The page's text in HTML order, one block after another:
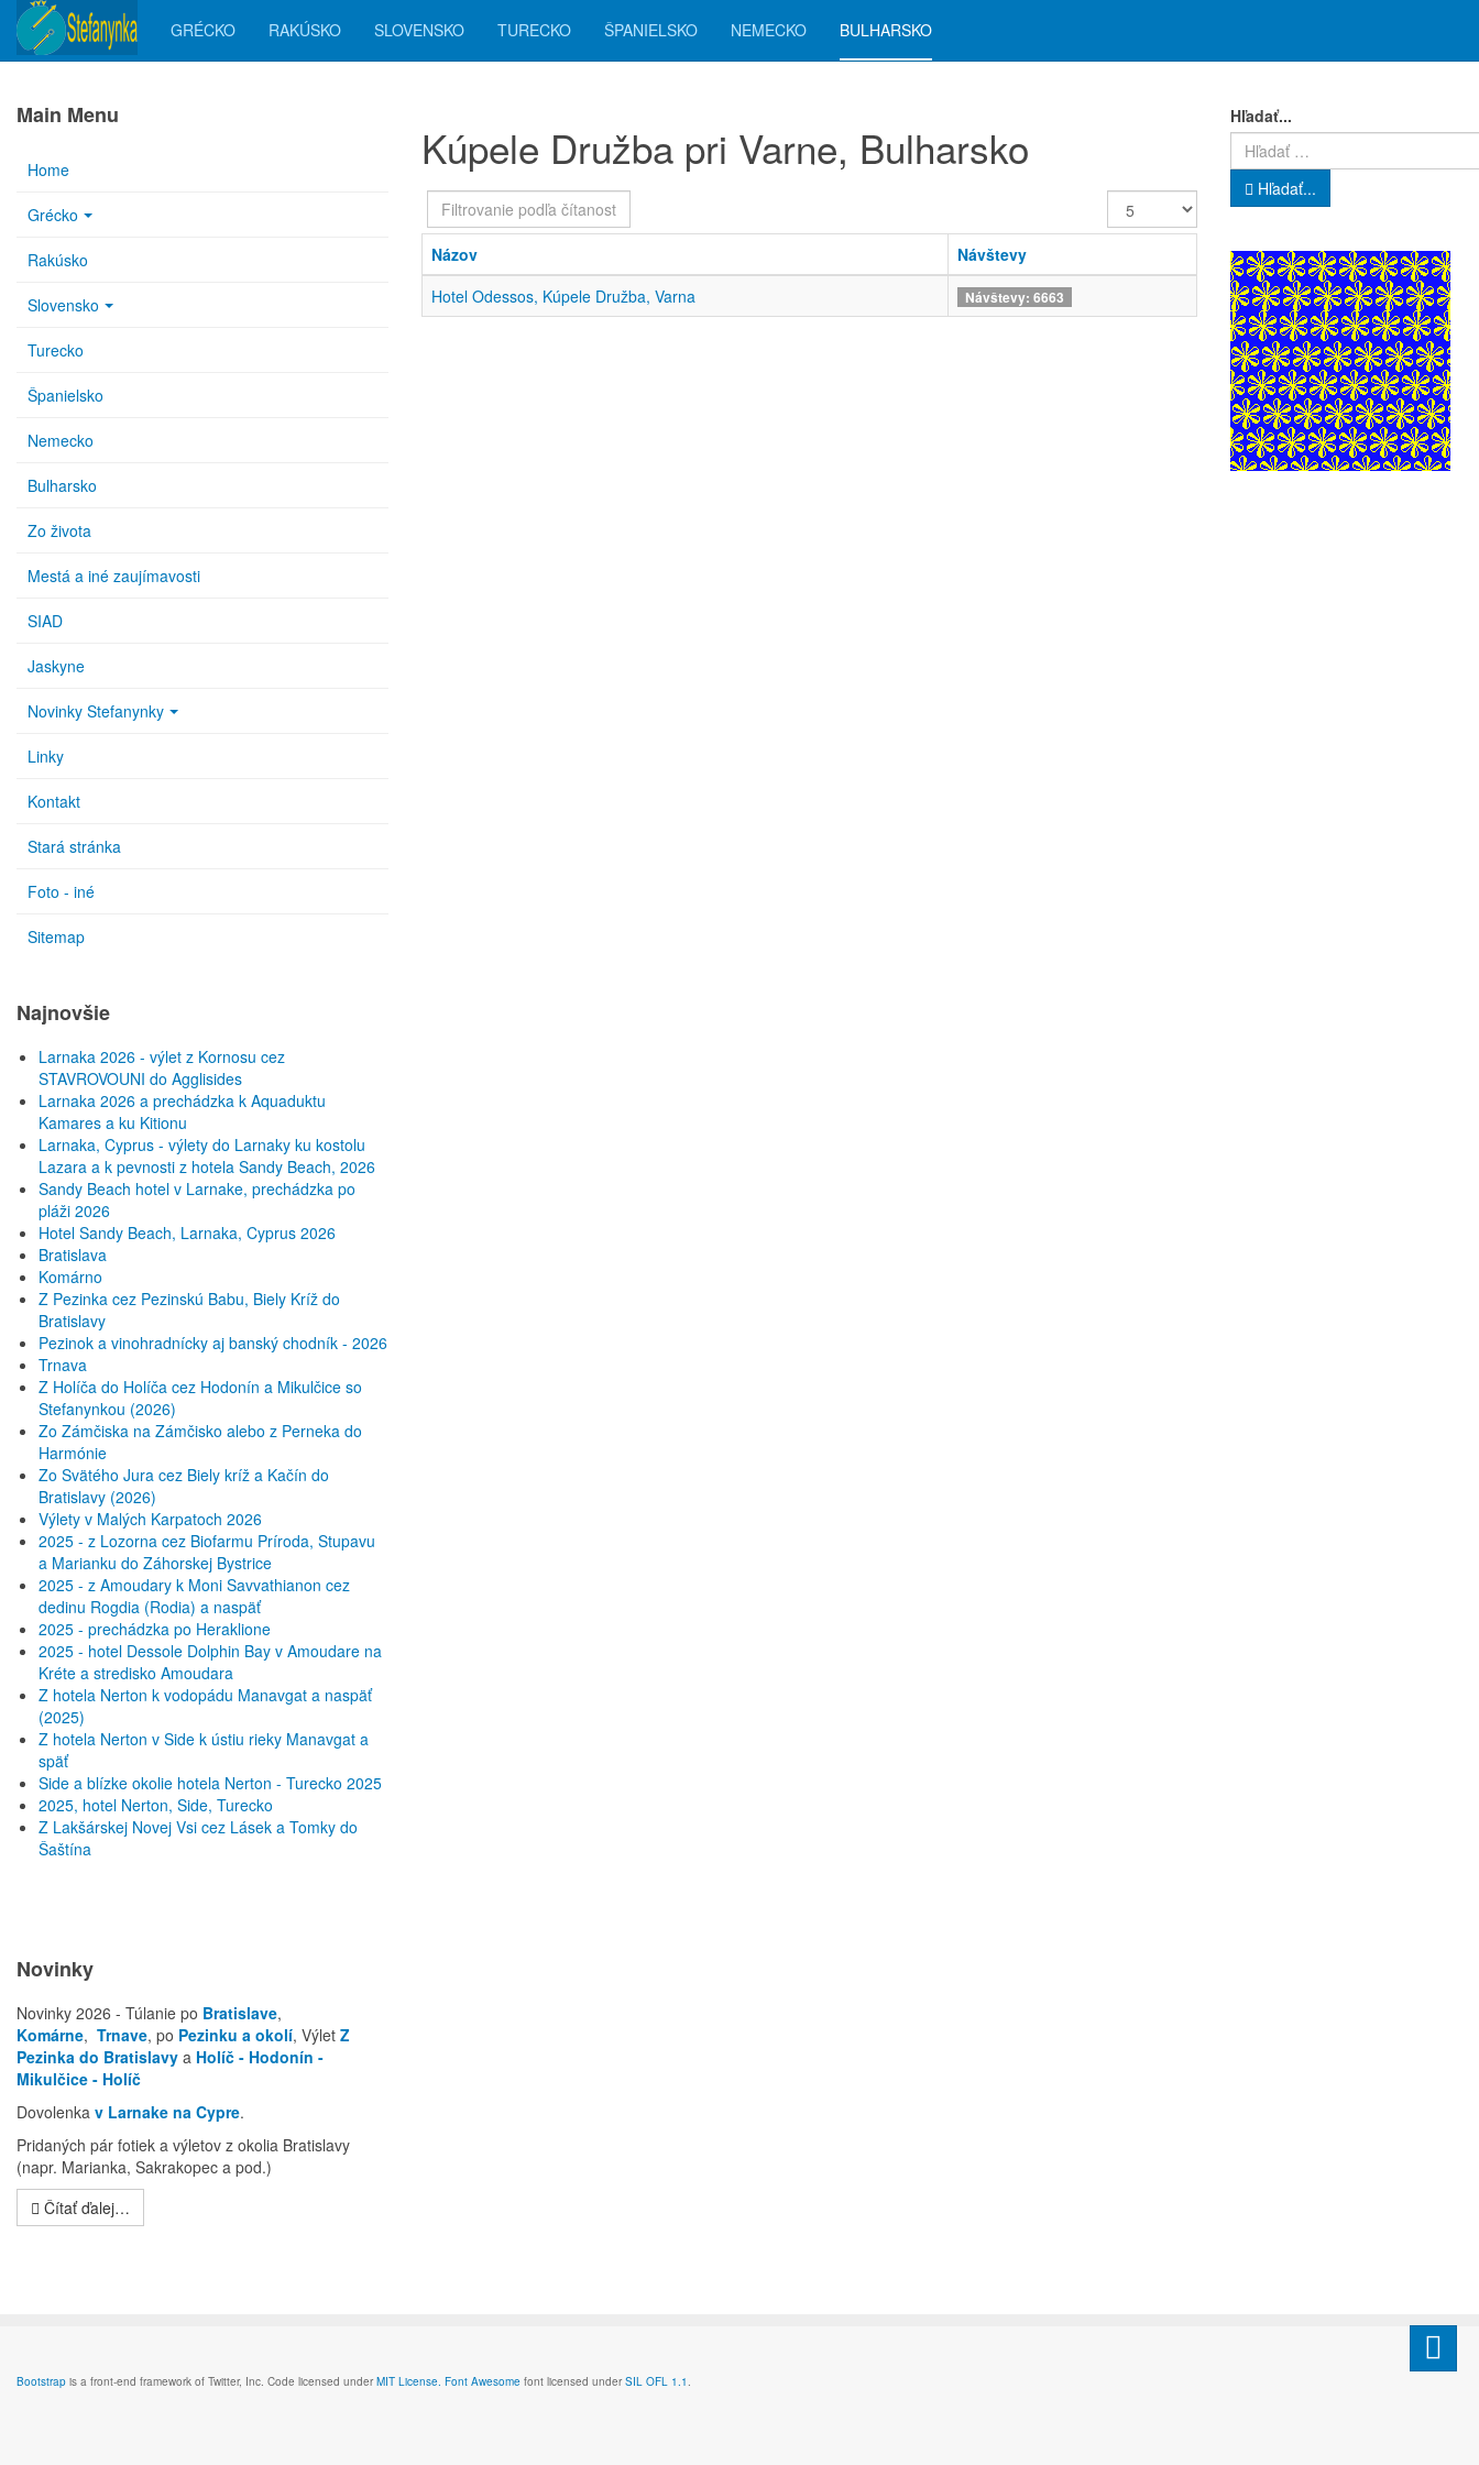
GRÉCKO RAKÚSKO SLOVENSKO TURECKO ŠPANIELSKO NEMECKO BULHARSKO
Kúpele Družba pri Varne, Bulharsko
Filtrovanie
podľa
čítanosti
Zobrazené
položky
Názov
Návštevy
Hotel Odessos, Kúpele Družba, Varna
Návštevy: 6663
Main Menu
Home
Grécko
Rakúsko
Slovensko
Turecko
Španielsko
Nemecko
Bulharsko
Zo života
Mestá a iné zaujímavosti
SIAD
Jaskyne
Novinky Stefanynky
Linky
Kontakt
Stará stránka
Foto - iné
Sitemap
Najnovšie
Larnaka 2026 - výlet z Kornosu cez
STAVROVOUNI do Agglisides
Larnaka 2026 a prechádzka k Aquaduktu
Kamares a ku Kitionu
Larnaka, Cyprus - výlety do Larnaky ku kostolu
Lazara a k pevnosti z hotela Sandy Beach, 2026
Sandy Beach hotel v Larnake, prechádzka po
pláži 2026
Hotel Sandy Beach, Larnaka, Cyprus 2026
Bratislava
Komárno
Z Pezinka cez Pezinskú Babu, Biely Kríž do
Bratislavy
Pezinok a vinohradnícky aj banský chodník - 2026
Trnava
Z Holíča do Holíča cez Hodonín a Mikulčice so
Stefanynkou (2026)
Zo Zámčiska na Zámčisko alebo z Perneka do
Harmónie
Zo Svätého Jura cez Biely kríž a Kačín do
Bratislavy (2026)
Výlety v Malých Karpatoch 2026
2025 - z Lozorna cez Biofarmu Príroda, Stupavu
a Marianku do Záhorskej Bystrice
2025 - z Amoudary k Moni Savvathianon cez
dedinu Rogdia (Rodia) a naspäť
2025 - prechádzka po Heraklione
2025 - hotel Dessole Dolphin Bay v Amoudare na
Kréte a stredisko Amoudara
Z hotela Nerton k vodopádu Manavgat a naspäť
(2025)
Z hotela Nerton v Side k ústiu rieky Manavgat a
späť
Side a blízke okolie hotela Nerton - Turecko 2025
2025, hotel Nerton, Side, Turecko
Z Lakšárskej Novej Vsi cez Lásek a Tomky do
Šaštína
Novinky
Novinky 2026 - Túlanie po Bratislave,
Komárne, Trnave, po Pezinku a okolí, Výlet Z
Pezinka do Bratislavy a Holíč - Hodonín -
Mikulčice - Holíč
Dovolenka v Larnake na Cypre.
Pridaných pár fotiek a výletov z okolia Bratislavy
(napr. Marianka, Sakrakopec a pod.)
Čítať ďalej…
Hľadať...
Hľadať...
Bootstrap is a front-end framework of Twitter, Inc. Code licensed underMIT License. Font Awesome font licensed underSIL OFL 1.1 .